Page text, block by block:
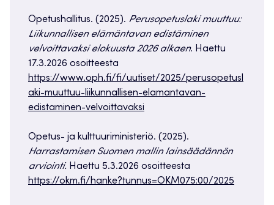
Opetushallitus. (2025). Perusopetuslaki muuttuu:
Liikunnallisen elämäntavan edistäminen
velvoittavaksi elokuusta 2026 alkaen. Haettu
17.3.2026 osoitteesta
https://www.oph.fi/fi/uutiset/2025/perusopetusl
aki-muuttuu-liikunnallisen-elamantavan-
edistaminen-velvoittavaksi
Opetus- ja kulttuuriministeriö. (2025).
Harrastamisen Suomen mallin lainsäädännön
arviointi. Haettu 5.3.2026 osoitteesta
https://okm.fi/hanke?tunnus=OKM075:00/2025